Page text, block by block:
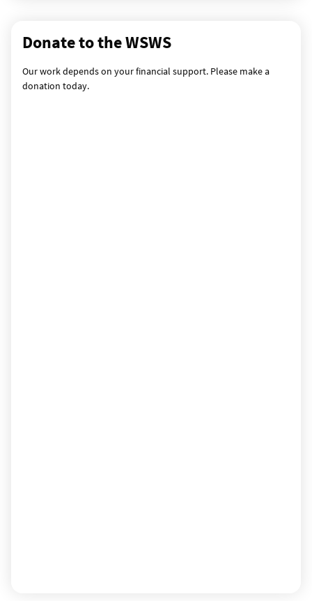
Donate to the WSWS
Our work depends on your financial support. Please make a
donation today.